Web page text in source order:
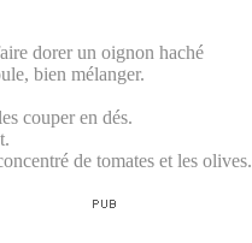
dorer un oignon haché
bien mélanger.
couper en dés.
de tomates et les olives.